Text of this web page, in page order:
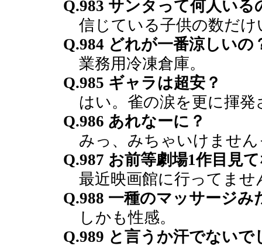
Q.983 サンタって何人いる
信じている子供の数だけ
Q.984 どれが一番涼しいの
業務用冷凍倉庫。
Q.985 ギャラは超安？
はい。雀の涙を更に揮発
Q.986 あれなーに？
みっ、みちゃいけません
Q.987 お前等劇場1作目見
最近映画館に行ってませ
Q.988 一種のマッサージ
しかも性感。
Q.989 と言うか汗でないで